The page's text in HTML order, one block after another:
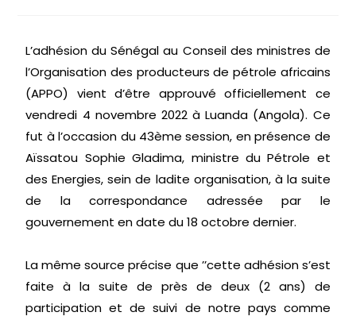
L’adhésion du Sénégal au Conseil des ministres de
l’Organisation des producteurs de pétrole africains
(APPO) vient d’être approuvé officiellement ce
vendredi 4 novembre 2022 à Luanda (Angola). Ce
fut à l’occasion du 43ème session, en présence de
Aïssatou Sophie Gladima, ministre du Pétrole et
des Energies, sein de ladite organisation, à la suite
de la correspondance adressée par le
gouvernement en date du 18 octobre dernier.
La même source précise que ’’cette adhésion s’est
faite à la suite de près de deux (2 ans) de
participation et de suivi de notre pays comme